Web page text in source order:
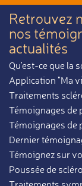
Retrouvez
nos
actualités
Qu'est-ce que la
Application "Ma
Traitements
Témoignages de
Témoignages de
Dernier
Témoignez sur
Poussée de